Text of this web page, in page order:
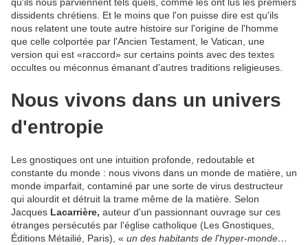
dissidents chrétiens. Et le moins que l'on puisse dire est qu'ils
nous relatent une toute autre histoire sur l'origine de l'homme
que celle colportée par l'Ancien Testament, le Vatican, une
version qui est «raccord» sur certains points avec des textes
occultes ou méconnus émanant d'autres traditions religieuses.
Nous vivons dans un univers
d'entropie
Les gnostiques ont une intuition profonde, redoutable et
constante du monde : nous vivons dans un monde de matière, un
monde imparfait, contaminé par une sorte de virus destructeur
qui alourdit et détruit la trame même de la matière. Selon
Jacques Lacarrière, auteur d'un passionnant ouvrage sur ces
étranges persécutés par l'église catholique (Les Gnostiques,
Éditions Métailié, Paris), « un des habitants de l'hyper-monde…